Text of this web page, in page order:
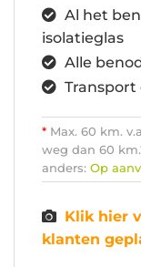
Al het
isolatieglas
Alle
* Max. 60 km.
weg dan 60
anders: Op
Klik hier
klanten